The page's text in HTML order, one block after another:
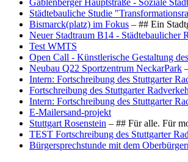
Städtebauliche Studie
Bismarck(platz) im Fokus – ## Ein
Neuer Stadtraum B14 - Städtebaulicher
Test WMTS
Open Call - Künstlerische Gestaltung
Neubau Q22 Sportzentrum NeckarPark
Intern: Fortschreibung des Stuttgarter
Fortschreibung des Stuttgarter
Intern: Fortschreibung des Stuttgarter
E-Mailersand-projekt
Stuttgart Rosenstein – ## Für alle. Für
TEST Fortschreibung des Stuttgarter
Bürgersprechstunde mit dem